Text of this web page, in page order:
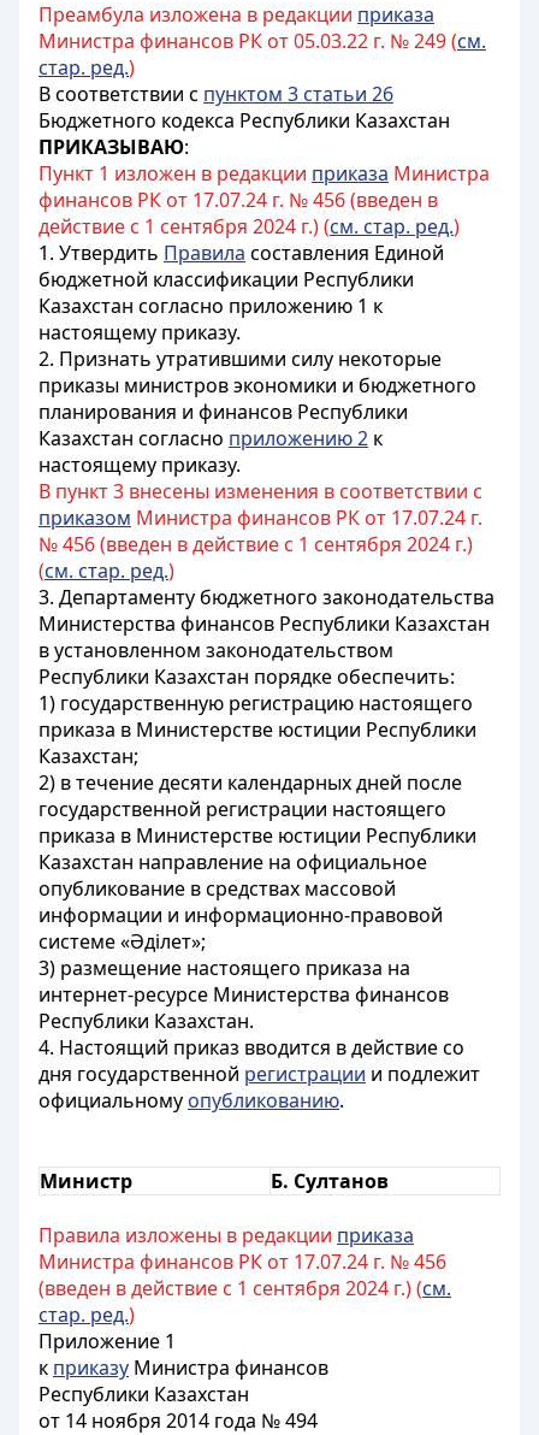
Преамбула изложена в редакции приказа
Министра финансов РК от 05.03.22 г. № 249 (см.
стар. ред.)
В соответствии с пунктом 3 статьи 26
Бюджетного кодекса Республики Казахстан
ПРИКАЗЫВАЮ:
Пункт 1 изложен в редакции приказа Министра
финансов РК от 17.07.24 г. № 456 (введен в
действие с 1 сентября 2024 г.) (см. стар. ред.)
1. Утвердить Правила составления Единой
бюджетной классификации Республики
Казахстан согласно приложению 1 к
настоящему приказу.
2. Признать утратившими силу некоторые
приказы министров экономики и бюджетного
планирования и финансов Республики
Казахстан согласно приложению 2 к
настоящему приказу.
В пункт 3 внесены изменения в соответствии с
приказом Министра финансов РК от 17.07.24 г.
№ 456 (введен в действие с 1 сентября 2024 г.)
(см. стар. ред.)
3. Департаменту бюджетного законодательства
Министерства финансов Республики Казахстан
в установленном законодательством
Республики Казахстан порядке обеспечить:
1) государственную регистрацию настоящего
приказа в Министерстве юстиции Республики
Казахстан;
2) в течение десяти календарных дней после
государственной регистрации настоящего
приказа в Министерстве юстиции Республики
Казахстан направление на официальное
опубликование в средствах массовой
информации и информационно-правовой
системе «Әділет»;
3) размещение настоящего приказа на
интернет-ресурсе Министерства финансов
Республики Казахстан.
4. Настоящий приказ вводится в действие со
дня государственной регистрации и подлежит
официальному опубликованию.
Министр Б. Султанов
Правила изложены в редакции приказа
Министра финансов РК от 17.07.24 г. № 456
(введен в действие с 1 сентября 2024 г.) (см.
стар. ред.)
Приложение 1
к приказу Министра финансов
Республики Казахстан
от 14 ноября 2014 года № 494